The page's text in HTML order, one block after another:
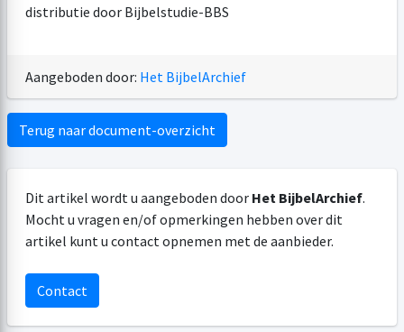
distributie door Bijbelstudie-BBS
Aangeboden door: Het BijbelArchief
Terug naar document-overzicht
Dit artikel wordt u aangeboden door Het BijbelArchief.
Mocht u vragen en/of opmerkingen hebben over dit
artikel kunt u contact opnemen met de aanbieder.
Contact